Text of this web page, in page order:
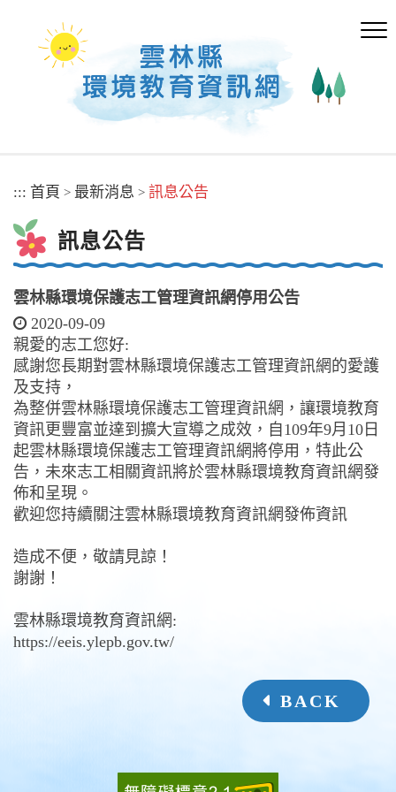
::: 首頁 > 最新消息 > 訊息公告
訊息公告
雲林縣環境保護志工管理資訊網停用公告
2020-09-09
親愛的志工您好:
感謝您長期對雲林縣環境保護志工管理資訊網的愛護
及支持，
為整併雲林縣環境保護志工管理資訊網，讓環境教育
資訊更豐富並達到擴大宣導之成效，自109年9月10日
起雲林縣環境保護志工管理資訊網將停用，特此公
告，未來志工相關資訊將於雲林縣環境教育資訊網發
佈和呈現。
歡迎您持續關注雲林縣環境教育資訊網發佈資訊
造成不便，敬請見諒！
謝謝！
雲林縣環境教育資訊網:
https://eeis.ylepb.gov.tw/
BACK